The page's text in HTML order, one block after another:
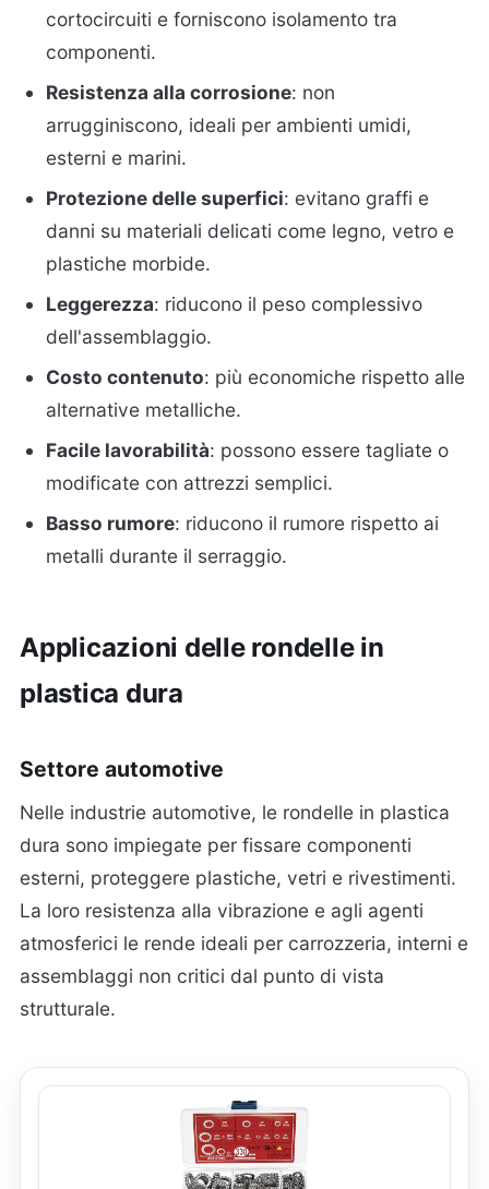
cortocircuiti e forniscono isolamento tra
componenti.
Resistenza alla corrosione: non
arrugginiscono, ideali per ambienti umidi,
esterni e marini.
Protezione delle superfici: evitano graffi e
danni su materiali delicati come legno, vetro e
plastiche morbide.
Leggerezza: riducono il peso complessivo
dell'assemblaggio.
Costo contenuto: più economiche rispetto alle
alternative metalliche.
Facile lavorabilità: possono essere tagliate o
modificate con attrezzi semplici.
Basso rumore: riducono il rumore rispetto ai
metalli durante il serraggio.
Applicazioni delle rondelle in
plastica dura
Settore automotive
Nelle industrie automotive, le rondelle in plastica
dura sono impiegate per fissare componenti
esterni, proteggere plastiche, vetri e rivestimenti.
La loro resistenza alla vibrazione e agli agenti
atmosferici le rende ideali per carrozzeria, interni e
assemblaggi non critici dal punto di vista
strutturale.